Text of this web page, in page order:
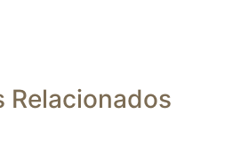
Relacionados